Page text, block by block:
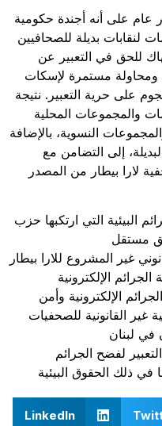
على أنه أجندة حكومية
لنقابات بديلة للصحافيين
للحق في التعبير عن
ومحاولة مستمرة لإسكات
على حرية التعبير. نتيجة
والمجموعات المحلية
النسوية، بالإضافة
إلى التضامن مع
لارا بيطار من المصدر
البيئية التي ارتكبها حزب
مستقل
غير المشروع للارا بيطار
الإلكترونية
الإلكترونية وأمن
غير القانونية للصحفيات
في لبنان
لفضح الجرائم
في ذلك الحقوق البيئية
LinkedIn